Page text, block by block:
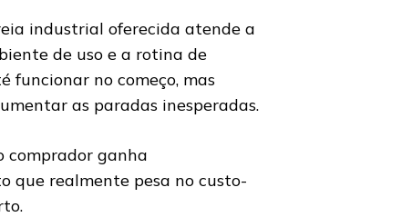
industrial oferecida atende a
de uso e a rotina de
funcionar no começo, mas
as paradas inesperadas.
comprador ganha
que realmente pesa no custo-